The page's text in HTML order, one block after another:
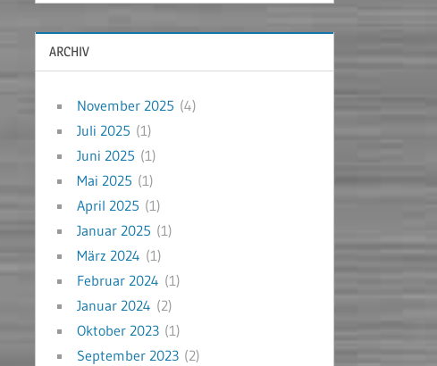
ARCHIV
November 2025 (4)
Juli 2025 (1)
Juni 2025 (1)
Mai 2025 (1)
April 2025 (1)
Januar 2025 (1)
März 2024 (1)
Februar 2024 (1)
Januar 2024 (2)
Oktober 2023 (1)
September 2023 (2)